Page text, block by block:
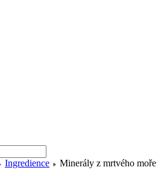
Ingredience Minerály z mrtvého moře